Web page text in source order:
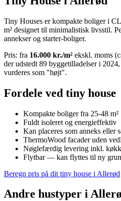
Tiny Houses er kompakte boliger i
m² designet til minimalistisk livsstil.
annekser og starter-boliger.
Pris: fra 16.000 kr./m² ekskl. moms
der udstedt 89 byggetilladelser i
vurderes som "højt".
Fordele ved tiny house
Kompakte boliger fra 25-48 m²
Fuldt isoleret og energieffektiv
Kan placeres som anneks eller
ThermoWood facader uden
Nøglefærdig levering inkl.
Flytbar — kan flyttes til ny
Beregn pris på dit tiny house i Allerød
Andre hustyper i